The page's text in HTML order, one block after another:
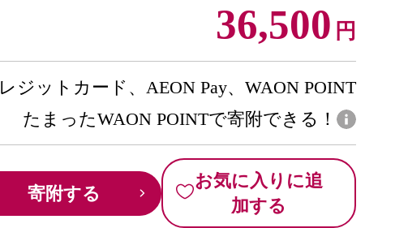
36,500 円
ジットカード、AEON Pay、WAON POINT
たまったWAON POINTで寄附できる！
寄附する
お気に入りに追
加する